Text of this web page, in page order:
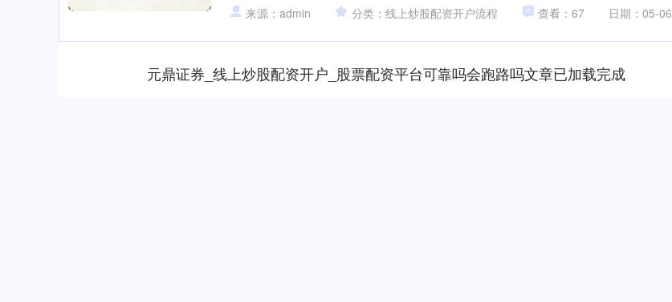
来源：admin 分类：线上炒股配资开户流程 查看：67 日期：05-06
元鼎证券_线上炒股配资开户_股票配资平台可靠吗会跑路吗文章已加载完成